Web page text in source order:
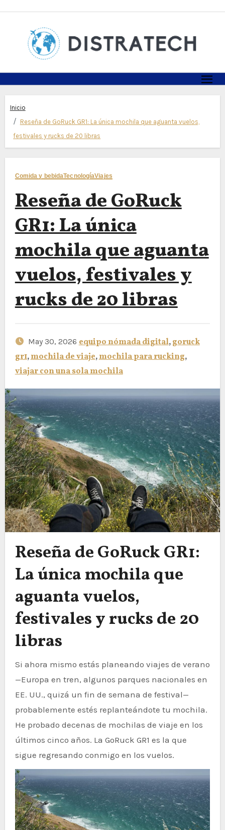
Inicio
Reseña de GoRuck GR1: La única mochila que aguanta vuelos,
festivales y rucks de 20 libras
Comida y bebidaTecnologíaViajes
Reseña de GoRuck
GR1: La única
mochila que aguanta
vuelos, festivales y
rucks de 20 libras
May 30, 2026 equipo nómada digital,goruck
gr1,mochila de viaje,mochila para rucking,
viajar con una sola mochila
Reseña de GoRuck GR1:
La única mochila que
aguanta vuelos,
festivales y rucks de 20
libras
Si ahora mismo estás planeando viajes de verano
—Europa en tren, algunos parques nacionales en
EE. UU., quizá un fin de semana de festival—
probablemente estés replanteándote tu mochila.
He probado decenas de mochilas de viaje en los
últimos cinco años. La GoRuck GR1 es la que
sigue regresando conmigo en los vuelos.